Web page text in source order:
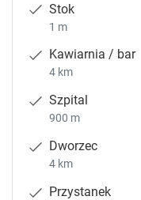
Stok
1 m
Kawiarnia / bar
4 km
Szpital
900 m
Dworzec
4 km
Przystanek